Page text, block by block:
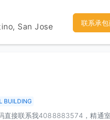
San Jose
联系承包
BUILDING
直接联系我4088883574，精通